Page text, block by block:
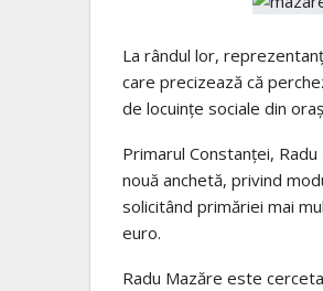
La rândul lor,
care precizează că
de locuinţe sociale din
Primarul Constanţei,
nouă anchetă, privind
solicitând primăriei mai
euro.
Radu Mazăre este